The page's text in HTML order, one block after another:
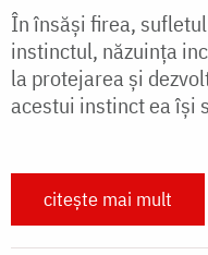
În însăşi firea,
instinctul, năzuinţa
la protejarea şi
acestui instinct ea îşi
citește mai mult